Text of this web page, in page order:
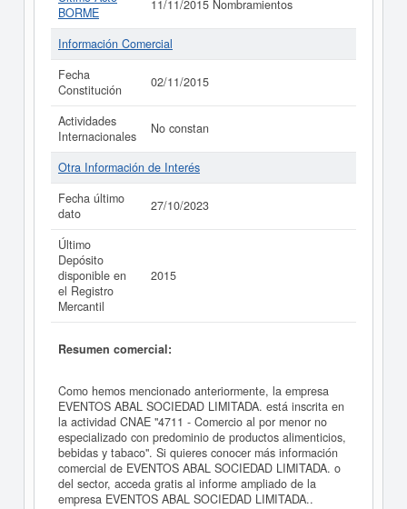
BORME
11/11/2015 Nombramientos
Información Comercial
Fecha
Constitución
02/11/2015
Actividades
Internacionales
No constan
Otra Información de Interés
Fecha último
dato
27/10/2023
Último
Depósito
disponible en
el Registro
Mercantil
2015
Resumen comercial:
Como hemos mencionado anteriormente, la empresa
EVENTOS ABAL SOCIEDAD LIMITADA. está inscrita en
la actividad CNAE "4711 - Comercio al por menor no
especializado con predominio de productos alimenticios,
bebidas y tabaco". Si quieres conocer más información
comercial de EVENTOS ABAL SOCIEDAD LIMITADA. o
del sector, acceda gratis al informe ampliado de la
empresa EVENTOS ABAL SOCIEDAD LIMITADA..